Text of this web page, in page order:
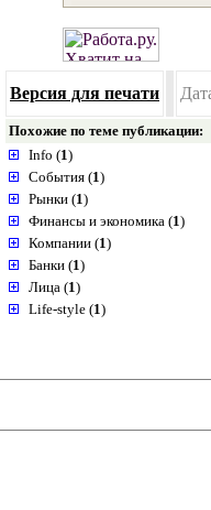
Версия для печати
Похожие по теме публикации:
Info (1)
События (1)
Рынки (1)
Финансы и экономика (1)
Компании (1)
Банки (1)
Лица (1)
Life-style (1)